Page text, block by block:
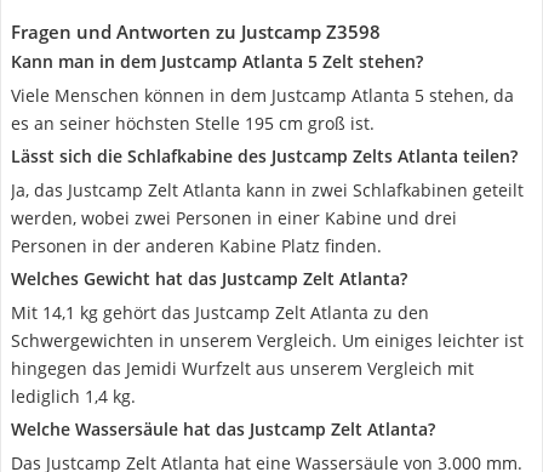
Fragen und Antworten zu Justcamp Z3598
Kann man in dem Justcamp Atlanta 5 Zelt stehen?
Viele Menschen können in dem Justcamp Atlanta 5 stehen, da
es an seiner höchsten Stelle 195 cm groß ist.
Lässt sich die Schlafkabine des Justcamp Zelts Atlanta teilen?
Ja, das Justcamp Zelt Atlanta kann in zwei Schlafkabinen geteilt
werden, wobei zwei Personen in einer Kabine und drei
Personen in der anderen Kabine Platz finden.
Welches Gewicht hat das Justcamp Zelt Atlanta?
Mit 14,1 kg gehört das Justcamp Zelt Atlanta zu den
Schwergewichten in unserem Vergleich. Um einiges leichter ist
hingegen das Jemidi Wurfzelt aus unserem Vergleich mit
lediglich 1,4 kg.
Welche Wassersäule hat das Justcamp Zelt Atlanta?
Das Justcamp Zelt Atlanta hat eine Wassersäule von 3.000 mm.